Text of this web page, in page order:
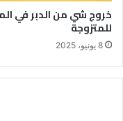
خروج شي من الدبر في
للمتزوجة
8 يونيو، 2025